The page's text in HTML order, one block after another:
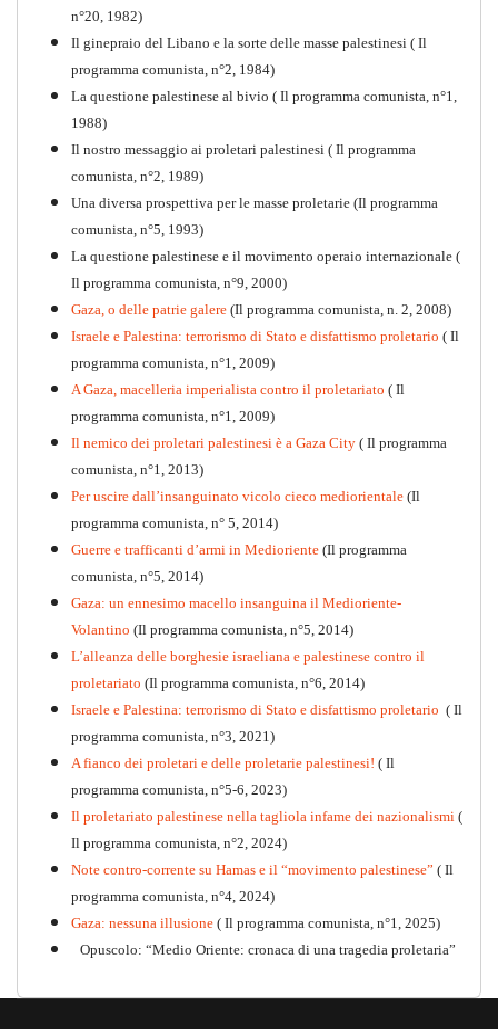
1917-2017 Ieri Oggi Domani
PDF Quaderno n°9
Per la difesa intransigente
n°20, 1982)
Il ginepraio del Libano e la sorte delle masse palestinesi ( Il
programma comunista, n°2, 1984)
La questione palestinese al bivio ( Il programma comunista, n°1,
1988)
Il nostro messaggio ai proletari palestinesi ( Il programma
comunista, n°2, 1989)
Una diversa prospettiva per le masse proletarie (Il programma
comunista, n°5, 1993)
La questione palestinese e il movimento operaio internazionale (
Il programma comunista, n°9, 2000)
Gaza, o delle patrie galere (Il programma comunista, n. 2, 2008)
Israele e Palestina: terrorismo di Stato e disfattismo proletario ( Il
programma comunista, n°1, 2009)
A Gaza, macelleria imperialista contro il proletariato ( Il
programma comunista, n°1, 2009)
Il nemico dei proletari palestinesi è a Gaza City ( Il programma
comunista, n°1, 2013)
Per uscire dall’insanguinato vicolo cieco mediorientale (Il
programma comunista, n° 5, 2014)
Guerre e trafficanti d’armi in Medioriente (Il programma
comunista, n°5, 2014)
Gaza: un ennesimo macello insanguina il Medioriente-
Volantino (Il programma comunista, n°5, 2014)
L’alleanza delle borghesie israeliana e palestinese contro il
proletariato (Il programma comunista, n°6, 2014)
Israele e Palestina: terrorismo di Stato e disfattismo proletario ( Il
programma comunista, n°3, 2021)
A fianco dei proletari e delle proletarie palestinesi! ( Il
programma comunista, n°5-6, 2023)
Il proletariato palestinese nella tagliola infame dei nazionalismi (
Il programma comunista, n°2, 2024)
Note contro-corrente su Hamas e il “movimento palestinese” ( Il
programma comunista, n°4, 2024)
Gaza: nessuna illusione ( Il programma comunista, n°1, 2025)
Opuscolo: “Medio Oriente: cronaca di una tragedia proletaria”